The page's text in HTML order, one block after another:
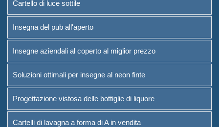
Cartello di luce sottile
Insegna del pub all'aperto
Insegne aziendali al coperto al miglior prezzo
Soluzioni ottimali per insegne al neon finte
Progettazione vistosa delle bottiglie di liquore
Cartelli di lavagna a forma di A in vendita